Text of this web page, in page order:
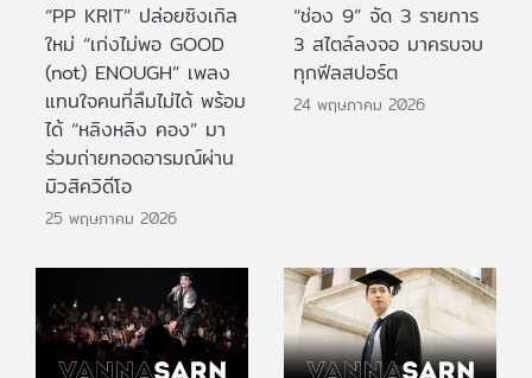
“PP KRIT” ปล่อยซิงเกิล
ใหม่ “เก่งไม่พอ GOOD
(not) ENOUGH” เพลง
แทนใจคนที่ลืมไม่ได้ พร้อม
ได้ “หลิงหลิง คอง” มา
ร่วมถ่ายทอดอารมณ์ผ่าน
มิวสิควิดีโอ
25 พฤษภาคม 2026
“ช่อง 9” จัด 3 รายการ
3 สไตล์ลงจอ มาครบจบ
ทุกฟีลสปอร์ต
24 พฤษภาคม 2026